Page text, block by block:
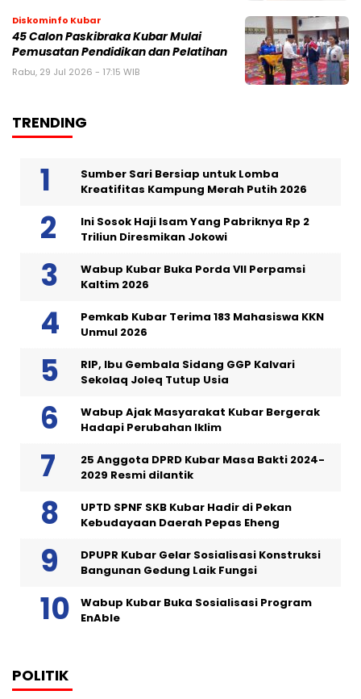
Diskominfo Kubar
45 Calon Paskibraka Kubar Mulai
Pemusatan Pendidikan dan Pelatihan
Rabu, 29 Jul 2026 - 17:15 WIB
TRENDING
Sumber Sari Bersiap untuk Lomba
Kreatifitas Kampung Merah Putih 2026
Ini Sosok Haji Isam Yang Pabriknya Rp 2
Triliun Diresmikan Jokowi
Wabup Kubar Buka Porda VII Perpamsi
Kaltim 2026
Pemkab Kubar Terima 183 Mahasiswa KKN
Unmul 2026
RIP, Ibu Gembala Sidang GGP Kalvari
Sekolaq Joleq Tutup Usia
Wabup Ajak Masyarakat Kubar Bergerak
Hadapi Perubahan Iklim
25 Anggota DPRD Kubar Masa Bakti 2024-
2029 Resmi dilantik
UPTD SPNF SKB Kubar Hadir di Pekan
Kebudayaan Daerah Pepas Eheng
DPUPR Kubar Gelar Sosialisasi Konstruksi
Bangunan Gedung Laik Fungsi
Wabup Kubar Buka Sosialisasi Program
EnAble
POLITIK